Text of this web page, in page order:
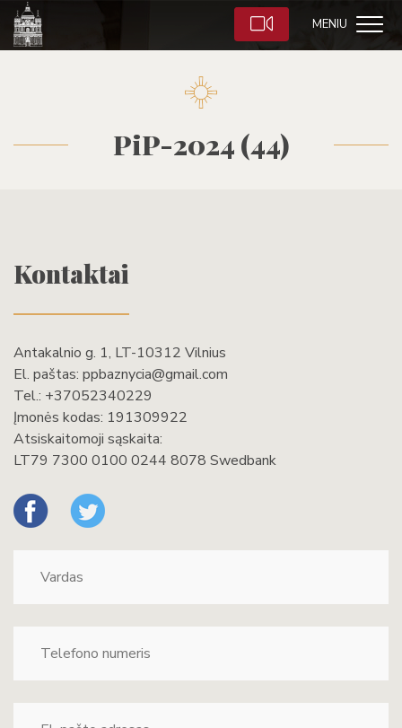
MENIU
PiP-2024 (44)
Kontaktai
Antakalnio g. 1, LT-10312 Vilnius
El. paštas: ppbaznycia@gmail.com
Tel.: +37052340229
Įmonės kodas: 191309922
Atsiskaitomoji sąskaita:
LT79 7300 0100 0244 8078 Swedbank